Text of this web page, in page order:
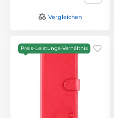
Vergleichen
Preis-Leistungs-Verhältnis